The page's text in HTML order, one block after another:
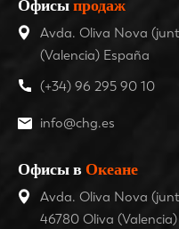
Офисыпродаж
Avda. Oliva Nova
(Valencia) España
(+34) 96 295 90 10
info@chg.es
Офисы вОкеане
Avda. Oliva Nova
46780 Oliva